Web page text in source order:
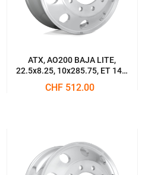
ATX, AO200 BAJA LITE,
22.5x8.25, 10x285.75, ET 147,
CHF 512.00